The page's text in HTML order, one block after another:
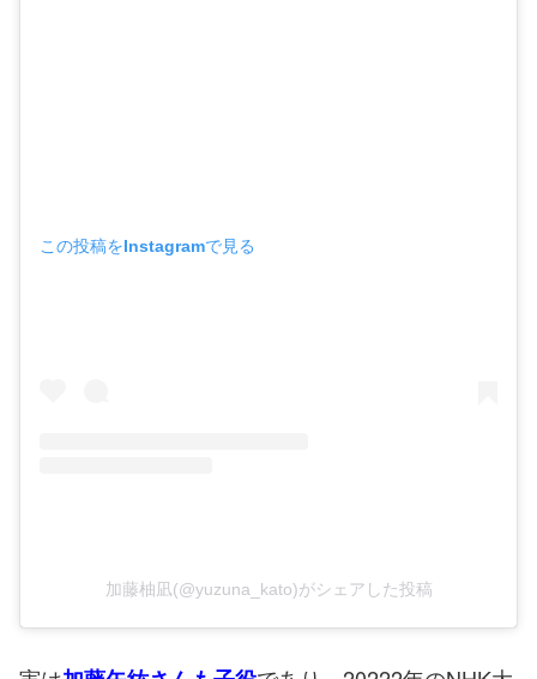
この投稿をInstagramで見る
加藤柚凪(@yuzuna_kato)がシェアした投稿